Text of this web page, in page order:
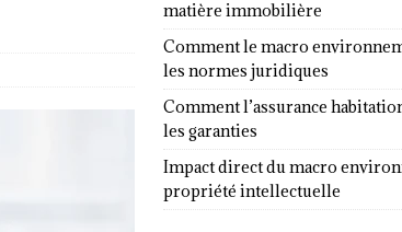
matière immobilière
Comment le macro
les normes juridiques
Comment l’assurance
les garanties
Impact direct du macro
propriété intellectuelle